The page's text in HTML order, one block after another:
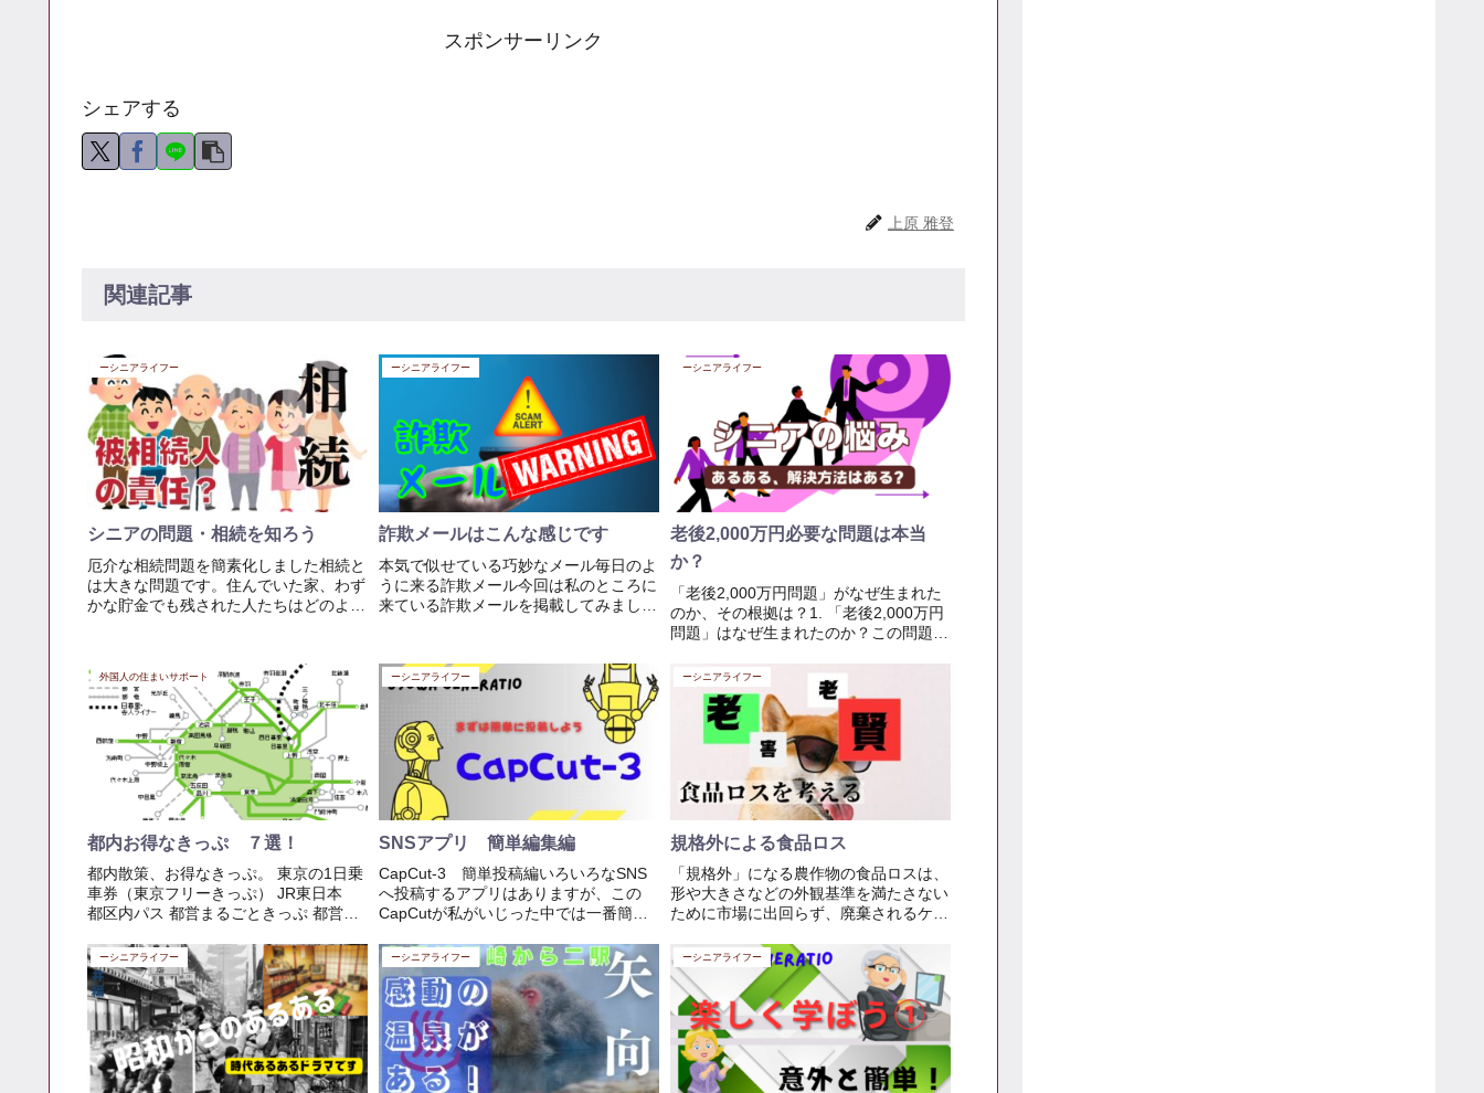
スポンサーリンク
シェアする
上原 雅登
関連記事
ーシニアライフー
シニアの問題・相続を知ろう
厄介な相続問題を簡素化しました相続と
は大きな問題です。住んでいた家、わず
かな貯金でも残された人たちはどのよう
す、このBLOGを読んでいる人はこれか
ら「被相続人」として問題...
ーシニアライフー
詐欺メールはこんな感じです
本気で似せている巧妙なメール毎日のよ
うに来る詐欺メール今回は私のところに
来ている詐欺メールを掲載してみまし
するとあるサイトに誘導されて、個人情
報を抜き取られ足り、キャッ...
ーシニアライフー
老後2,000万円必要な問題は本当
か？
「老後2,000万円問題」がなぜ生まれた
のか、その根拠は？1. 「老後2,000万円
問題」はなぜ生まれたのか？この問題
表した報告書が発端です。報告書では次
のように試算されました。 夫65歳・妻
60歳の夫...
外国人の住まいサポート
都内お得なきっぷ ７選！
都内散策、お得なきっぷ。 東京の1日乗
車券（東京フリーきっぷ） JR東日本
都区内パス 都営まるごときっぷ 都営地
日乗車券/ 都バスIC一日乗車券 京急線
京急羽田・ちか鉄共通パス 東急線 み
なとみらいパ...
ーシニアライフー
SNSアプリ 簡単編集編
CapCut-3 簡単投稿編いろいろなSNS
へ投稿するアプリはありますが、この
CapCutが私がいじった中では一番簡単
せないほど手法があって、それが毎日と
思うほど進化している。驚きです。同じ
写真でも、いろ...
ーシニアライフー
規格外による食品ロス
「規格外」になる農作物の食品ロスは、
形や大きさなどの外観基準を満たさない
ために市場に出回らず、廃棄されるケー
めには、いくつかの方法が考えられま
す。1. 加工食品の原料として活用規格外
の農作物は、見た目に問...
ーシニアライフー ーシニアライフー ーシニアライフー